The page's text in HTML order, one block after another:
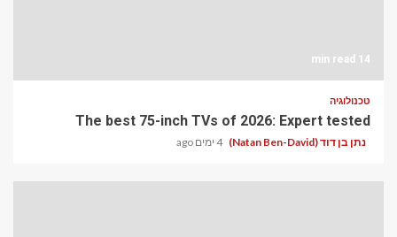
14 min read
טכנולוגיה
The best 75-inch TVs of 2026: Expert tested
נתן בן דוד (Natan Ben-David) 4 ימים ago